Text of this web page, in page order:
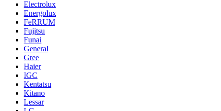
Electrolux
Energolux
FeRRUM
Fujitsu
Funai
General
Gree
Haier
IGC
Kentatsu
Kitano
Lessar